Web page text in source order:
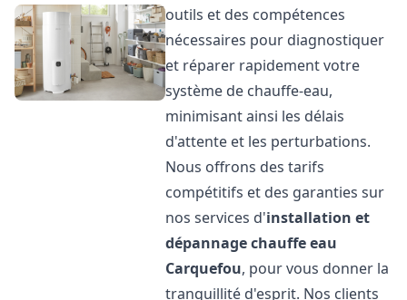
outils et des compétences
nécessaires pour diagnostiquer
et réparer rapidement votre
système de chauffe-eau,
minimisant ainsi les délais
d'attente et les perturbations.
Nous offrons des tarifs
compétitifs et des garanties sur
nos services d'installation et
dépannage chauffe eau
Carquefou, pour vous donner la
tranquillité d'esprit. Nos clients